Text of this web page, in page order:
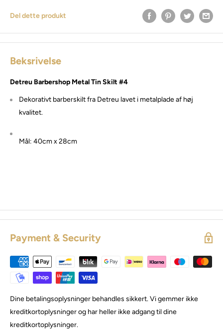
Del dette produkt
Beksrivelse
Detreu Barbershop Metal Tin Skilt #4
Dekorativt barberskilt fra Detreu lavet i metalplade af høj
kvalitet.
Mål: 40cm x 28cm
Payment & Security
Dine betalingsoplysninger behandles sikkert. Vi gemmer ikke
kreditkortoplysninger og har heller ikke adgang til dine
kreditkortoplysninger.